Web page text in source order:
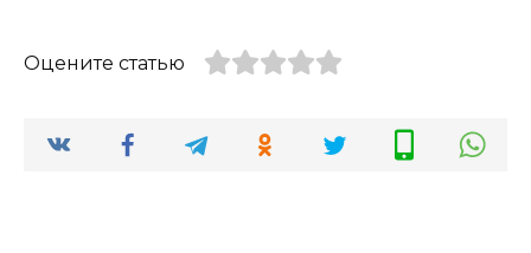
Оцените статью